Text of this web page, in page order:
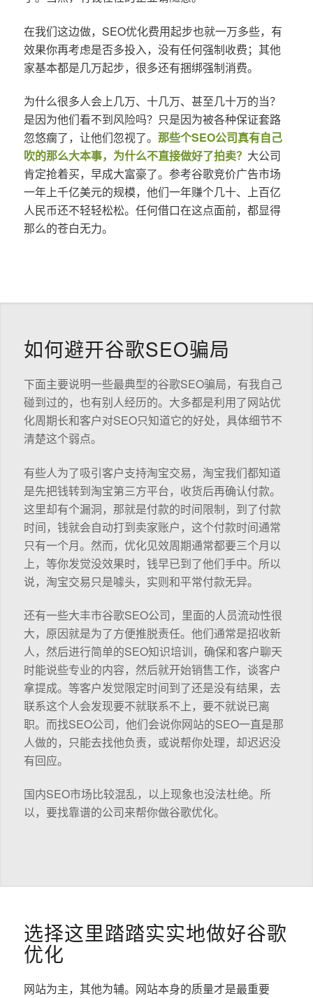
在我们这边做，SEO优化费用起步也就一万多些，有
效果你再考虑是否多投入，没有任何强制收费；其他
家基本都是几万起步，很多还有捆绑强制消费。
为什么很多人会上几万、十几万、甚至几十万的当？
是因为他们看不到风险吗？只是因为被各种保证套路
忽悠瘸了，让他们忽视了。 那些个SEO公司真有自己
吹的那么大本事，为什么不直接做好了拍卖？ 大公司
肯定抢着买，早成大富豪了。参考谷歌竞价广告市场
一年上千亿美元的规模，他们一年赚个几十、上百亿
人民币还不轻轻松松。任何借口在这点面前，都显得
那么的苍白无力。
如何避开谷歌SEO骗局
下面主要说明一些最典型的谷歌SEO骗局，有我自己
碰到过的，也有别人经历的。大多都是利用了网站优
化周期长和客户对SEO只知道它的好处，具体细节不
清楚这个弱点。
有些人为了吸引客户支持淘宝交易，淘宝我们都知道
是先把钱转到淘宝第三方平台，收货后再确认付款。
这里却有个漏洞，那就是付款的时间限制，到了付款
时间，钱就会自动打到卖家账户，这个付款时间通常
只有一个月。然而，优化见效周期通常都要三个月以
上，等你发觉没效果时，钱早已到了他们手中。所以
说，淘宝交易只是噱头，实则和平常付款无异。
还有一些大丰市谷歌SEO公司，里面的人员流动性很
大，原因就是为了方便推脱责任。他们通常是招收新
人，然后进行简单的SEO知识培训，确保和客户聊天
时能说些专业的内容，然后就开始销售工作，谈客户
拿提成。等客户发觉限定时间到了还是没有结果，去
联系这个人会发现要不就联系不上，要不就说已离
职。而找SEO公司，他们会说你网站的SEO一直是那
人做的，只能去找他负责，或说帮你处理，却迟迟没
有回应。
国内SEO市场比较混乱，以上现象也没法杜绝。所
以，要找靠谱的公司来帮你做谷歌优化。
选择这里踏踏实实地做好谷歌
优化
网站为主，其他为辅。网站本身的质量才是最重要